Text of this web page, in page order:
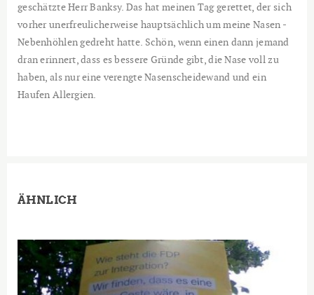
geschätzte Herr Banksy. Das hat meinen Tag gerettet, der sich
vorher unerfreulicherweise hauptsächlich um meine Nasen -
Nebenhöhlen gedreht hatte. Schön, wenn einen dann jemand
dran erinnert, dass es bessere Gründe gibt, die Nase voll zu
haben, als nur eine verengte Nasenscheidewand und ein
Haufen Allergien.
ÄHNLICH